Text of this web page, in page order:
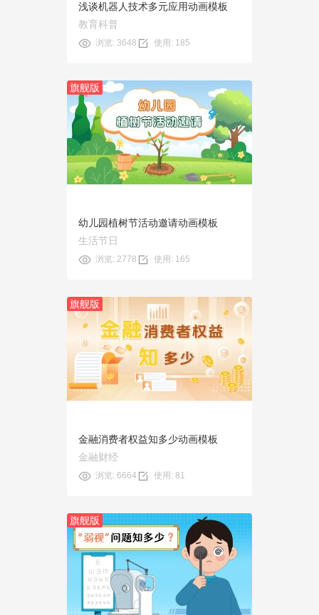
浅谈机器人技术多元应用动画模板
教育科普
浏览: 3648 使用: 185
旗舰版
预览
使用
幼儿园植树节活动邀请动画模板
生活节日
浏览: 2778 使用: 165
旗舰版
预览
使用
金融消费者权益知多少动画模板
金融财经
浏览: 6664 使用: 81
旗舰版